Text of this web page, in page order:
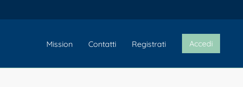
Mission Contatti Registrati Accedi